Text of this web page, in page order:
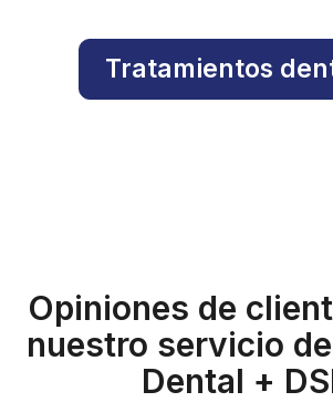
Tratamientos
Opiniones de
nuestro servicio
Dental +